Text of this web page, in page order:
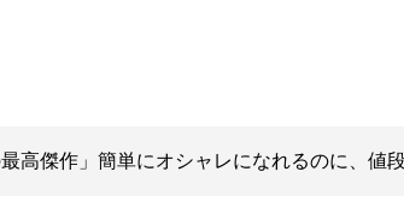
高傑作」簡単にオシャレになれるのに、値